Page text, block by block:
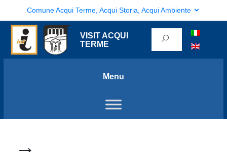
Comune Acqui Terme, Acqui Storia, Acqui Ambiente
VISIT ACQUI
TERME
Menu
→